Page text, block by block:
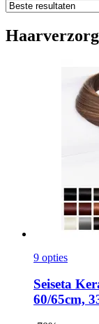
9 opties
Seiseta
60/65cm,